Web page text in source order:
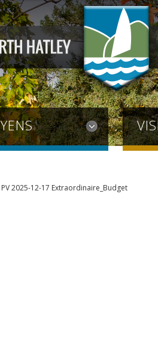
PV 2025-12-17 Extraordinaire_Budget